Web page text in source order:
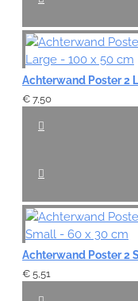
€ 7,50
€ 5,51